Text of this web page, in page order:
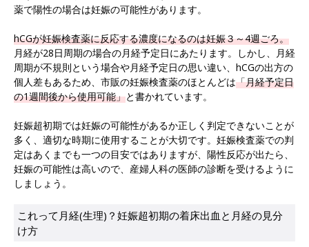
薬で陽性の場合は妊娠の可能性があります。
hCGが妊娠検査薬に反応する濃度になるのは妊娠３～4週ごろ。
月経が28日周期の場合の月経予定日にあたります。しかし、月経
周期が不規則という場合や月経予定日の思い違い、hCGの出方の
個人差もあるため、市販の妊娠検査薬のほとんどは「月経予定日
の1週間後から使用可能」と書かれています。
妊娠超初期では妊娠の可能性があるか正しく判定できないことが
多く、適切な時期に使用することが大切です。妊娠検査薬での判
定はあくまでも一つの目安ではありますが、陽性反応が出たら、
妊娠の可能性は高いので、産婦人科の医師の診断を受けるように
しましょう。
これって月経(生理)？妊娠超初期の着床出血と月経の見分
け方